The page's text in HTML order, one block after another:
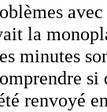
la
minutes
si
renvoyé